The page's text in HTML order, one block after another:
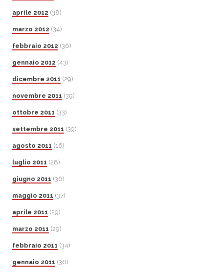
aprile 2012 (38)
marzo 2012 (34)
febbraio 2012 (36)
gennaio 2012 (43)
dicembre 2011 (29)
novembre 2011 (39)
ottobre 2011 (33)
settembre 2011 (39)
agosto 2011 (16)
luglio 2011 (28)
giugno 2011 (36)
maggio 2011 (37)
aprile 2011 (29)
marzo 2011 (29)
febbraio 2011 (34)
gennaio 2011 (36)